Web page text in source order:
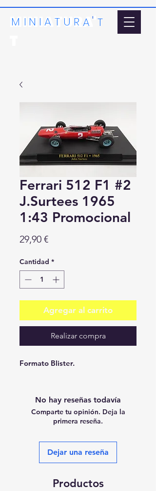
MINIATURA'
MINIAT URA T
'
Ferrari 512 F1 #2
J.Surtees 1965
1:43 Promocional
29,90 €Precio
Cantidad *
Agregar al carrito
Realizar compra
Formato Blister.
No hay reseñas todavía
Comparte tu opinión. Deja la
primera reseña.
Dejar una reseña
Productos